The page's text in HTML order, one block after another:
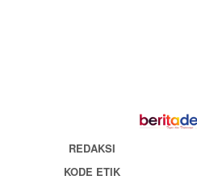
REDAKSI
KODE ETIK